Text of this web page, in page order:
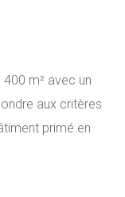
m² avec un
aux critères
primé en